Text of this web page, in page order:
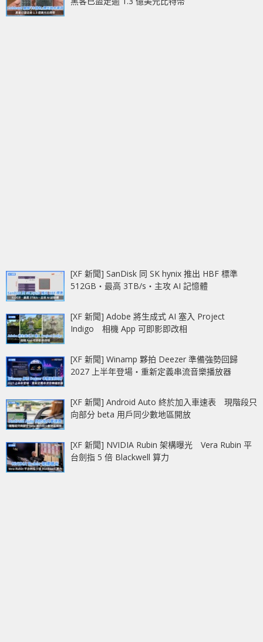
[XF 新聞] SanDisk 同 SK hynix 推出 HBF 標準
512GB‧最高 3TB/s‧主攻 AI 記憶體
[XF 新聞] Adobe 將生成式 AI 塞入 Project
Indigo 相機 App 可即影即改相
[XF 新聞] Winamp 夥拍 Deezer 準備強勢回歸
2027 上半年登場‧重新定義串流音樂播放器
[XF 新聞] Android Auto 終於加入車速表 現階段只
向部分 beta 用戶同少數地區開放
[XF 新聞] NVIDIA Rubin 架構曝光 Vera Rubin 平
台劍指 5 倍 Blackwell 算力